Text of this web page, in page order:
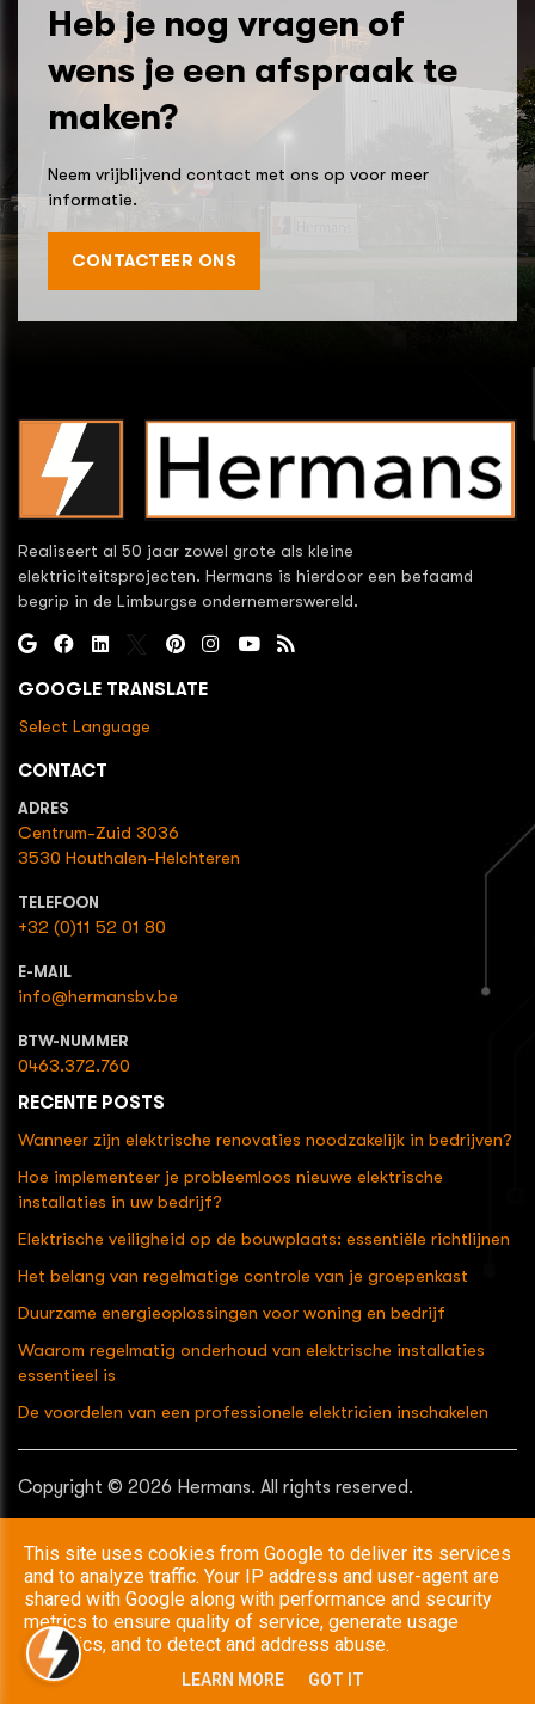
Heb je nog vragen of
wens je een afspraak te
maken?
Neem vrijblijvend contact met ons op voor meer
informatie.
CONTACTEER ONS
Realiseert al 50 jaar zowel grote als kleine
elektriciteitsprojecten. Hermans is hierdoor een befaamd
begrip in de Limburgse ondernemerswereld.
GOOGLE TRANSLATE
Select Language
CONTACT
ADRES
Centrum-Zuid 3036
3530 Houthalen-Helchteren
TELEFOON
+32 (0)11 52 01 80
E-MAIL
info@hermansbv.be
BTW-NUMMER
0463.372.760
RECENTE POSTS
Wanneer zijn elektrische renovaties noodzakelijk in bedrijven?
Hoe implementeer je probleemloos nieuwe elektrische
installaties in uw bedrijf?
Elektrische veiligheid op de bouwplaats: essentiële richtlijnen
Het belang van regelmatige controle van je groepenkast
Duurzame energieoplossingen voor woning en bedrijf
Waarom regelmatig onderhoud van elektrische installaties
essentieel is
De voordelen van een professionele elektricien inschakelen
Copyright © 2026 Hermans. All rights reserved.
This site uses cookies from Google to deliver its services
and to analyze traffic. Your IP address and user-agent are
shared with Google along with performance and security
metrics to ensure quality of service, generate usage
statistics, and to detect and address abuse.
LEARN MORE GOT IT